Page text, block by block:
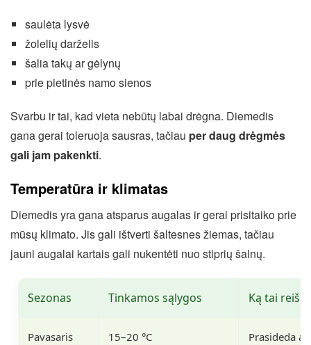
saulėta lysvė
žolelių darželis
šalia takų ar gėlynų
prie pietinės namo sienos
Svarbu ir tai, kad vieta nebūtų labai drėgna. Diemedis
gana gerai toleruoja sausras, tačiau per daug drėgmės
gali jam pakenkti.
Temperatūra ir klimatas
Diemedis yra gana atsparus augalas ir gerai prisitaiko prie
mūsų klimato. Jis gali ištverti šaltesnes žiemas, tačiau
jauni augalai kartais gali nukentėti nuo stiprių šalnų.
Sezonas Tinkamos sąlygos Ką tai
Pavasaris 15–20 °C Prasideda